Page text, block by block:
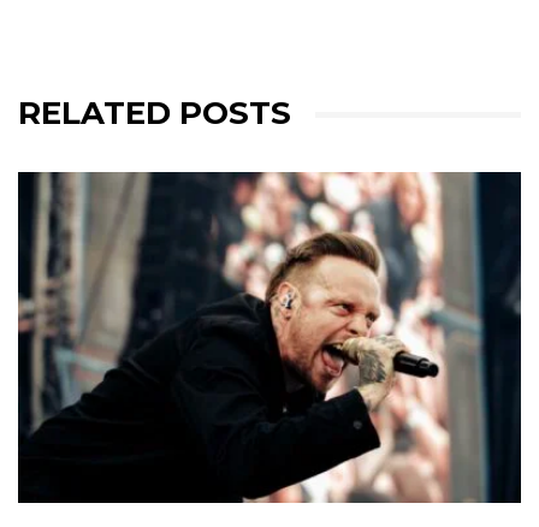
RELATED POSTS